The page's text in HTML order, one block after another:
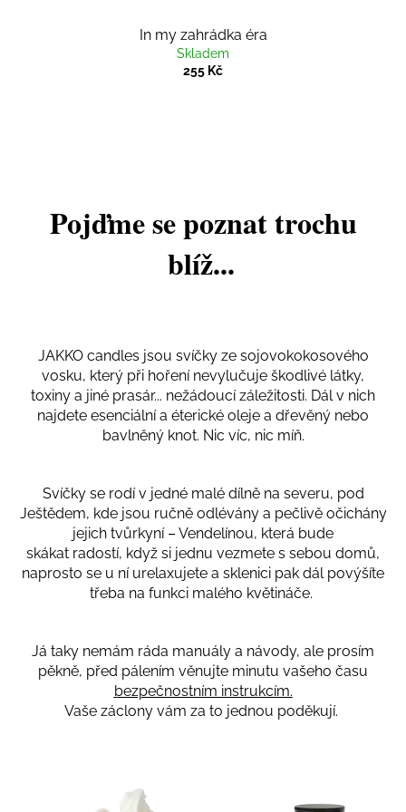
In my zahrádka éra
Skladem
255 Kč
Pojďme se poznat trochu
blíž...
JAKKO candles jsou svíčky ze sojovokokosového
vosku, který při hoření nevylučuje škodlivé látky,
toxiny a jiné prasár... nežádoucí záležitosti. Dál v nich
najdete esenciální a éterické oleje a dřevěný nebo
bavlněný knot. Nic víc, nic míň.
Svíčky se rodí v jedné malé dílně na severu, pod
Ještědem, kde jsou ručně odlévány a pečlivě očichány
jejich tvůrkyní – Vendelínou, která bude
skákat radostí, když si jednu vezmete s sebou domů,
naprosto se u ní urelaxujete a sklenici pak dál povýšíte
třeba na funkci malého květináče.
Já taky nemám ráda manuály a návody, ale prosím
pěkně, před pálením věnujte minutu vašeho času
bezpečnostním instrukcím.
Vaše záclony vám za to jednou poděkují.